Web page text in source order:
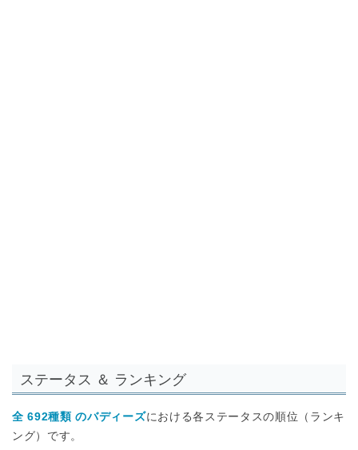
ステータス ＆ ランキング
全 692種類 のバディーズにおける各ステータスの順位（ランキ
ング）です。